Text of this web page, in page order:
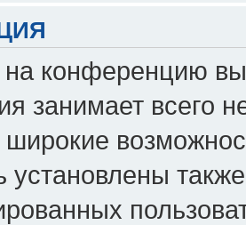
конференцию
занимает всего
установлены